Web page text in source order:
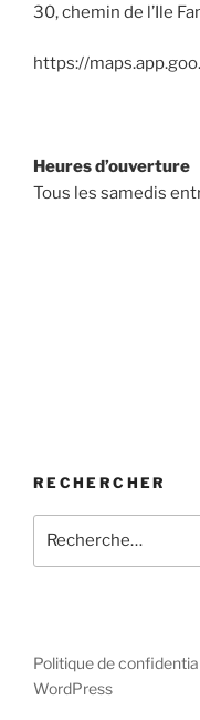
30, chemin de l’Ile
https://
Heures d’ouverture
Tous les samedis
RECHERCHER
pour
Politique de
WordPress